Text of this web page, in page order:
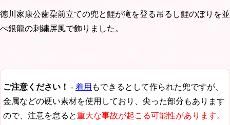
徳川家康公歯朶前立ての兜と鯉が滝を登る吊るし鯉のぼりを並
べ銀龍の刺繍屏風で飾りました。
ご注意ください！ - 着用 もできるとして作られた兜ですが、
金属などの硬い素材を使用しており、尖った部分もあります
ので、注意を怠ると重大な事故が起こる可能性があります。